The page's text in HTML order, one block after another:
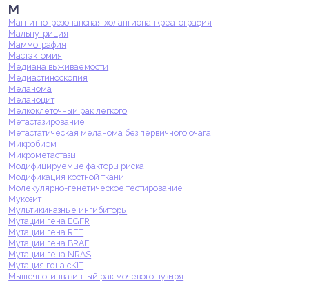
М
Магнитно-резонансная холангиопанкреатография
Мальнутриция
Маммография
Мастэктомия
Медиана выживаемости
Медиастиноскопия
Меланома
Меланоцит
Мелкоклеточный рак легкого
Метастазирование
Метастатическая меланома без первичного очага
Микробиом
Микрометастазы
Модифицируемые факторы риска
Модификация костной ткани
Молекулярно-генетическое тестирование
Мукозит
Мультикиназные ингибиторы
Мутации гена EGFR
Мутации гена RET
Мутации гена BRAF
Мутации гена NRAS
Мутация гена cKIT
Мышечно-инвазивный рак мочевого пузыря